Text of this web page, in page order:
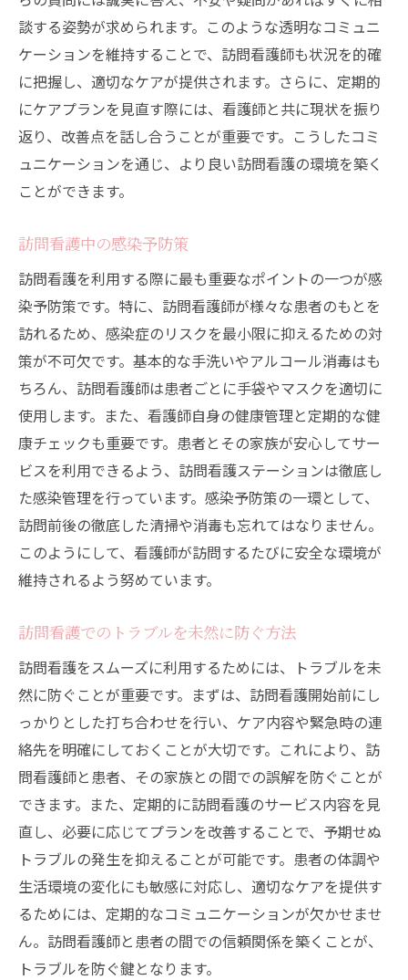
談する姿勢が求められます。このような透明なコミュニ
ケーションを維持することで、訪問看護師も状況を的確
に把握し、適切なケアが提供されます。さらに、定期的
にケアプランを見直す際には、看護師と共に現状を振り
返り、改善点を話し合うことが重要です。こうしたコミ
ュニケーションを通じ、より良い訪問看護の環境を築く
ことができます。
訪問看護中の感染予防策
訪問看護を利用する際に最も重要なポイントの一つが感
染予防策です。特に、訪問看護師が様々な患者のもとを
訪れるため、感染症のリスクを最小限に抑えるための対
策が不可欠です。基本的な手洗いやアルコール消毒はも
ちろん、訪問看護師は患者ごとに手袋やマスクを適切に
使用します。また、看護師自身の健康管理と定期的な健
康チェックも重要です。患者とその家族が安心してサー
ビスを利用できるよう、訪問看護ステーションは徹底し
た感染管理を行っています。感染予防策の一環として、
訪問前後の徹底した清掃や消毒も忘れてはなりません。
このようにして、看護師が訪問するたびに安全な環境が
維持されるよう努めています。
訪問看護でのトラブルを未然に防ぐ方法
訪問看護をスムーズに利用するためには、トラブルを未
然に防ぐことが重要です。まずは、訪問看護開始前にし
っかりとした打ち合わせを行い、ケア内容や緊急時の連
絡先を明確にしておくことが大切です。これにより、訪
問看護師と患者、その家族との間での誤解を防ぐことが
できます。また、定期的に訪問看護のサービス内容を見
直し、必要に応じてプランを改善することで、予期せぬ
トラブルの発生を抑えることが可能です。患者の体調や
生活環境の変化にも敏感に対応し、適切なケアを提供す
るためには、定期的なコミュニケーションが欠かせませ
ん。訪問看護師と患者の間での信頼関係を築くことが、
トラブルを防ぐ鍵となります。